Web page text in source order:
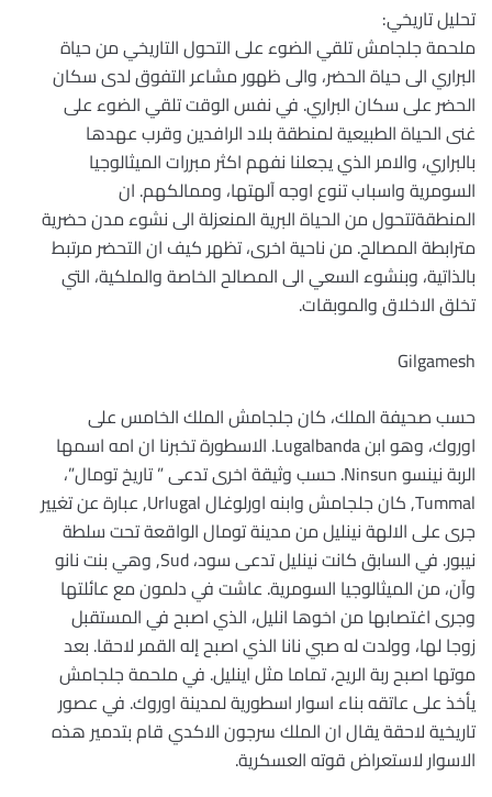
تحليل تاريخي:
ملحمة جلجامش تلقي الضوء على التحول التاريخي من حياة
البراري الى حياة الحضر، والى ظهور مشاعر التفوق لدى سكان
الحضر على سكان البراري. في نفس الوقت تلقي الضوء على
غنى الحياة الطبيعية لمنطقة بلاد الرافدين وقرب عهدها
بالبراري، والامر الذي يجعلنا نفهم اكثر مبررات الميثالوجيا
السومرية واسباب تنوع اوجه آلهتها، وممالكهم. ان
المنطقةتتحول من الحياة البرية المنعزلة الى نشوء مدن حضرية
مترابطة المصالح. من ناحية اخرى، تظهر كيف ان التحضر مرتبط
بالذاتية، وبنشوء السعي الى المصالح الخاصة والملكية، التي
تخلق الاخلاق والموبقات.
Gilgamesh
حسب صحيفة الملك، كان جلجامش الملك الخامس على
اوروك، وهو ابن Lugalbanda. الاسطورة تخبرنا ان امه اسمها
الربة نينسو Ninsun. حسب وثيقة اخرى تدعى ” تاريخ تومال”،
Tummal, كان جلجامش وابنه اورلوغال Urlugal, عبارة عن تغيير
جرى على الالهة نينليل من مدينة تومال الواقعة تحت سلطة
نيبور. في السابق كانت نينليل تدعى سود، Sud, وهي بنت نانو
وآن، من الميثالوجيا السومرية. عاشت في دلمون مع عائلتها
وجرى اغتصابها من اخوها انليل، الذي اصبح في المستقبل
زوجا لها، وولدت له صبي نانا الذي اصبح إله القمر لاحقا. بعد
موتها اصبح ربة الريح، تماما مثل اينليل. في ملحمة جلجامش
يأخذ على عاتقه بناء اسوار اسطورية لمدينة اوروك. في عصور
تاريخية لاحقة يقال ان الملك سرجون الاكدي قام بتدمير هذه
الاسوار لاستعراض قوته العسكرية.